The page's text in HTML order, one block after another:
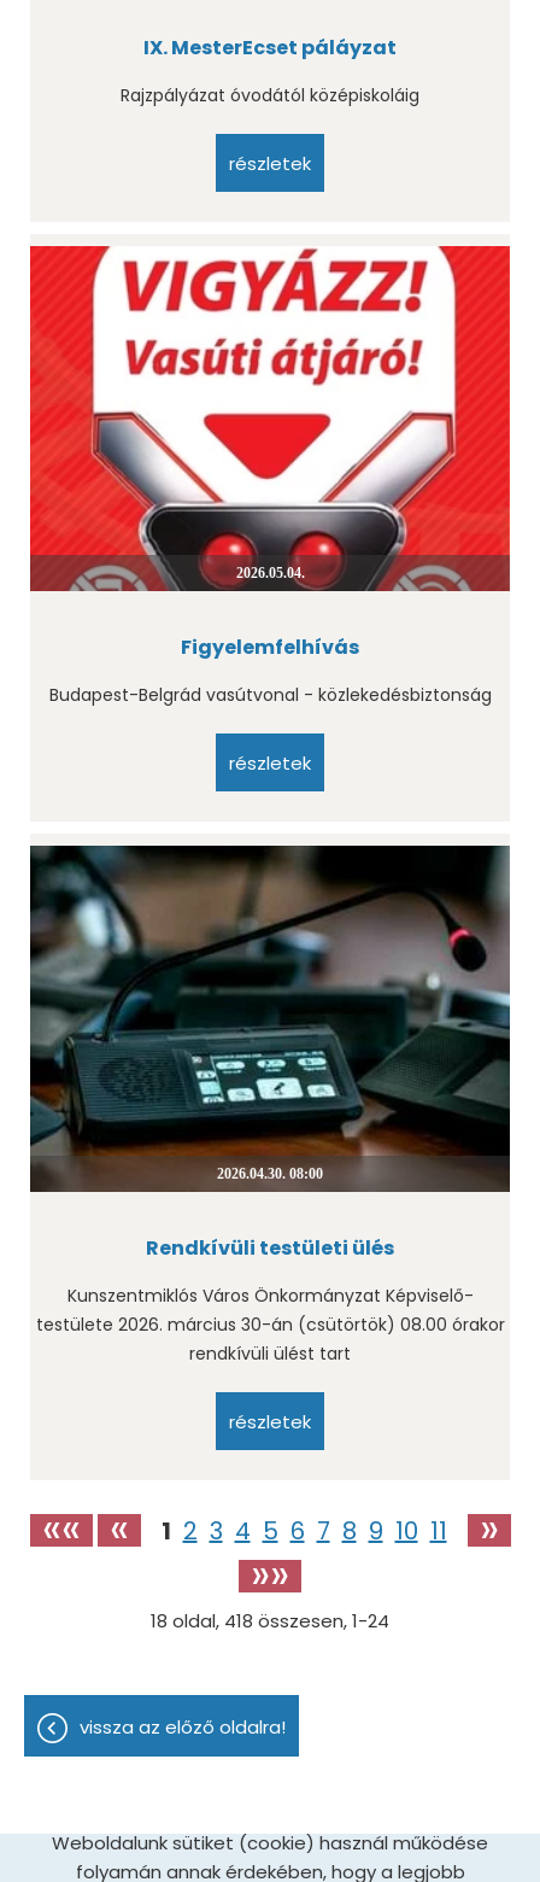
IX. MesterEcset páláyzat
Rajzpályázat óvodától középiskoláig
részletek
2026.05.04.
Figyelemfelhívás
Budapest-Belgrád vasútvonal - közlekedésbiztonság
részletek
2026.04.30. 08:00
Rendkívüli testületi ülés
Kunszentmiklós Város Önkormányzat Képviselő-
testülete 2026. március 30-án (csütörtök) 08.00 órakor
rendkívüli ülést tart
részletek
«« « 1 2 3 4 5 6 7 8 9 10 11 »
»»
18 oldal, 418 összesen,1-24
vissza az előző oldalra!
Weboldalunk sütiket (cookie) használ működése
folyamán annak érdekében, hogy a legjobb